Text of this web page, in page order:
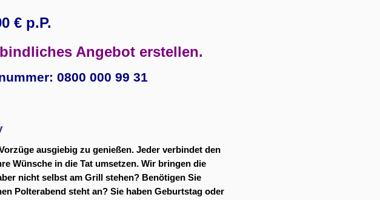
€ p.P.
Angebot erstellen.
0800 000 99 31
ausgiebig zu genießen. Jeder verbindet den
Wünsche in die Tat umsetzen. Wir bringen die
nicht selbst am Grill stehen? Benötigen Sie
Polterabend steht an? Sie haben Geburtstag oder